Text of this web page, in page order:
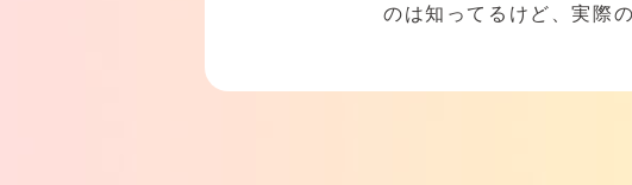
のは知ってるけど、実際